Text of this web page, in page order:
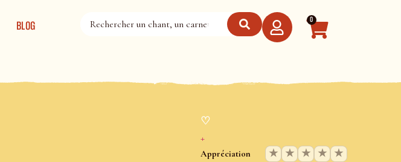
BLOG 0
♡
+
Appréciation ★ ★ ★ ★ ★